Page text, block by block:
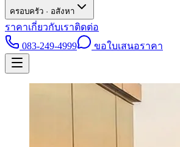
ครอบครัว · อสังหา
ราคาเกี่ยวกับเราติดต่อ
083-249-4999
ขอใบเสนอราคา